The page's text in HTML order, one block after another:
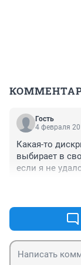
Гость
4 февраля
Какая-то
выбирает в
если я не
Кастинг да и